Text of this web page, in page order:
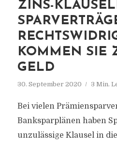
ZINS-
KOMMEN SIE
GELD
30. September 2020 3 Min.
Bei vielen
Banksparplänen haben
unzulässige Klausel in